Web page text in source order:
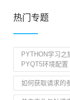
热门专题
PYTHON学习之
PYQT5环境配置
如何获取请求的